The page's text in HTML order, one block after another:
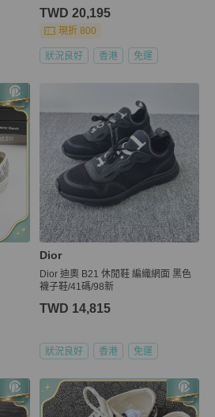
TWD 20,195
現折 800
狀況良好 香港 免運
Dior
Dior 迪奧 B21 休閒鞋 編織網面 黑色
襪子鞋/41碼/98新
TWD 14,815
狀況良好 香港 免運